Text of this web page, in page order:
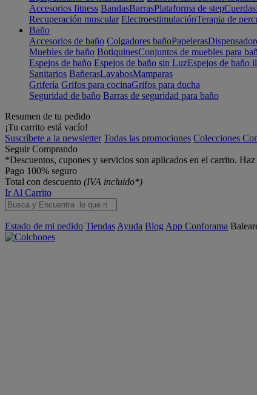
Accesorios fitness BandasBarrasPlataforma de stepCuerdas
Recuperación muscular ElectroestimulaciónTerapia de
Baño
Accesorios de baño Colgadores bañoPapeleras
Muebles de baño BotiquinesConjuntos de muebles para
Espejos de baño Espejos de baño sin LuzEspejos de baño
Sanitarios BañerasLavabosMamparas
Grifería Grifos para cocinaGrifos para ducha
Seguridad de baño Barras de seguridad para baño
Resumen de tu pedido
¡Tu carrito está vacío!
Suscríbete a la newsletter Todas las promociones Colecciones
Seguir Comprando
*Descuentos, cupones y servicios son aplicados en el carrito.
Pago 100% seguro
Total con descuento (IVA incluido*)
Ir Al Carrito
Estado de mi pedido Tiendas Ayuda Blog App Conforama